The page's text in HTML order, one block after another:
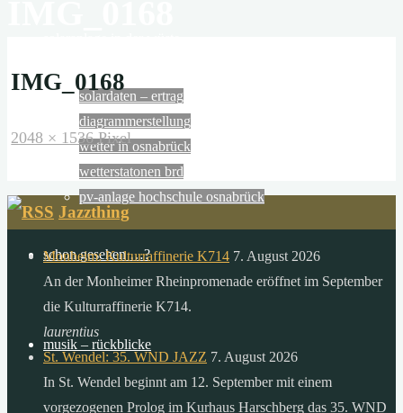
wüsten
6
stunden
mehr
energie
sonne,
solardaten – ertrag
diagrammerstellung
wetter in osnabrück
wetterstatonen brd
pv-anlage hochschule osnabrück
schon gesehen …?
musik – rückblicke
IMG_0168
Originalgröße
2048 × 1536Pixel
Jazzthing
Monheim: Kulturraffinerie K714 7. August 2026
An der Monheimer Rheinpromenade eröffnet im September
die Kulturraffinerie K714.
laurentius
St. Wendel: 35. WND JAZZ 7. August 2026
In St. Wendel beginnt am 12. September mit einem
vorgezogenen Prolog im Kurhaus Harschberg das 35. WND